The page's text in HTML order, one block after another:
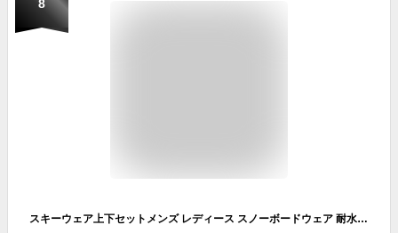
8
スキーウェア上下セットメンズ レディース スノーボードウェア 耐水圧10,000mm 透湿性1,0000g おしゃれ 格好いい 防風 防水 防温 S~XXL 迷彩柄 ストレッチ性 耐磨耗性 おしゃれ 雪遊び 登山 アウトドア スノーウェア skie380